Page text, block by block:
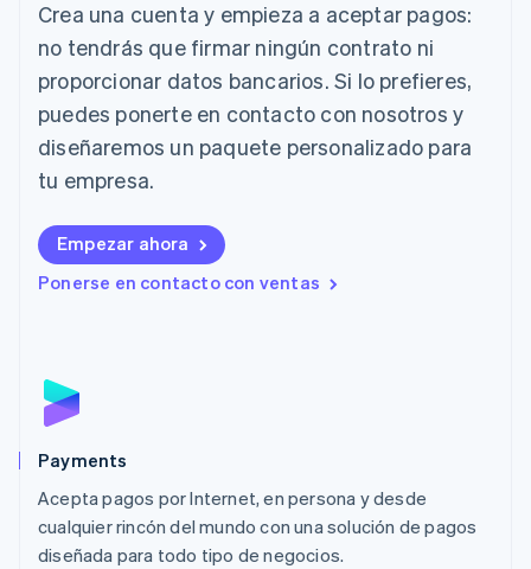
Crea una cuenta y empieza a aceptar pagos:
no tendrás que firmar ningún contrato ni
proporcionar datos bancarios. Si lo prefieres,
puedes ponerte en contacto con nosotros y
diseñaremos un paquete personalizado para
tu empresa.
Empezar ahora
Ponerse en contacto con ventas
Payments
Acepta pagos por Internet, en persona y desde
cualquier rincón del mundo con una solución de pagos
diseñada para todo tipo de negocios.
English
Italia
ItalianoEnglish
Japón
日本語 English
Letonia
Liechtenstein
Lituania
English
Luxemburgo
Malta
English
EspañolEnglish
English
Nueva Zelanda
English